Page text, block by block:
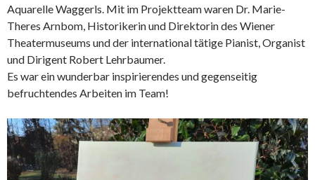
Aquarelle Waggerls. Mit im Projektteam waren Dr. Marie-
Theres Arnbom, Historikerin und Direktorin des Wiener
Theatermuseums und der international tätige Pianist, Organist
und Dirigent Robert Lehrbaumer.
Es war ein wunderbar inspirierendes und gegenseitig
befruchtendes Arbeiten im Team!